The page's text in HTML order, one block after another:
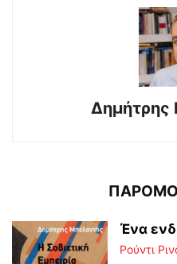
Δημήτρης
Ένα
Ρούντι